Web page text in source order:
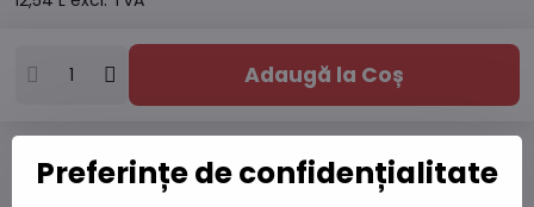
Adaugă la Coș
Adaugă la favorite
Preferințe de confidențialitate